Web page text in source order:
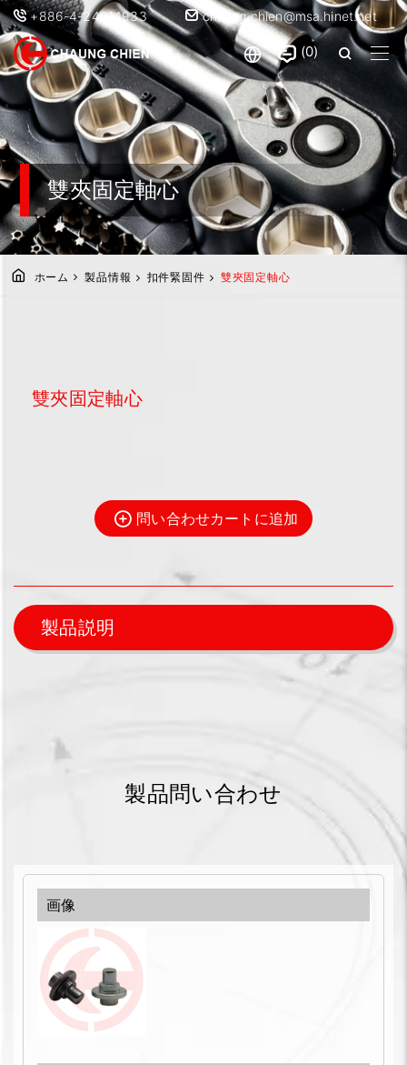
+886-4-24914933 chaung.chien@msa.hinet.net
0
雙夾固定軸心
ホーム 製品情報 扣件緊固件 雙夾固定軸心
雙夾固定軸心
問い合わせカートに追加
製品説明
製品問い合わせ